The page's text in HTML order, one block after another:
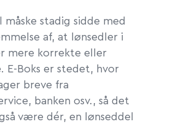
måske stadig sidde med
af, at lønsedler i
mere korrekte eller
E-Boks er stedet, hvor
breve fra
banken osv., så det
være dér, en lønseddel